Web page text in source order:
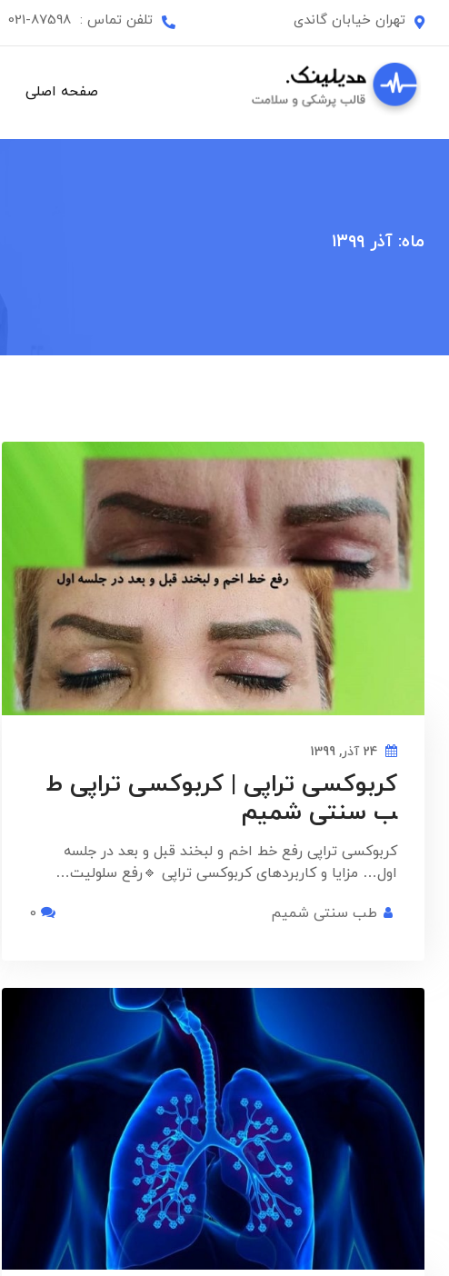
تهران خیابان گاندی تلفن تماس : 021-87598
صفحه اصلی
ماه: آذر ۱۳۹۹
کربوکسی تراپی | کربوکسی تراپی ط
ب سنتی شمیم
کربوکسی تراپی رفع خط اخم و لبخند قبل و بعد در جلسه
اول… مزایا و کاربردهای کربوکسی تراپی 🔹️رفع سلولیت…
طب سنتی شمیم